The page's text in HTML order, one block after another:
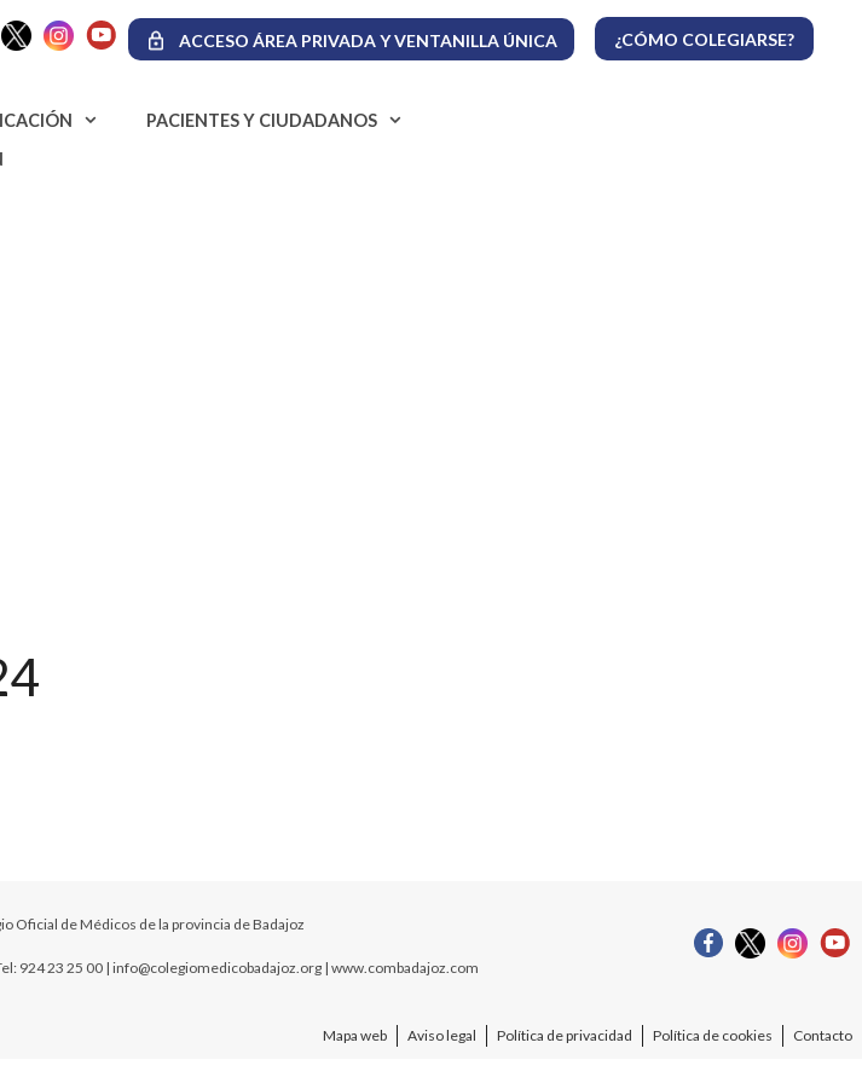
ACCESO ÁREA PRIVADA Y VENTANILLA ÚNICA ¿CÓMO COLEGIARSE?
PACIENTES Y CIUDADANOS
Oficial de Médicos de la provincia de Badajoz
924 23 25 00 | info@colegiomedicobadajoz.org | www.combadajoz.com
Mapa web Aviso legal Política de privacidad Política de cookies Contacto